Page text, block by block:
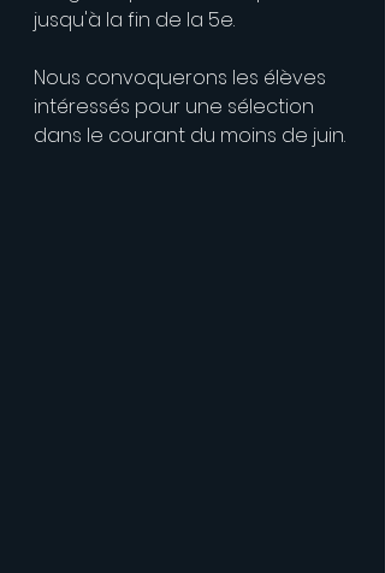
jusqu'à la fin de la 5e.
Nous convoquerons les élèves
intéressés pour une sélection
dans le courant du moins de juin.